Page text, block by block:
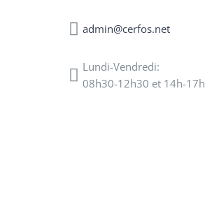
admin@cerfos.net
Lundi-Vendredi:
08h30-12h30 et 14h-17h